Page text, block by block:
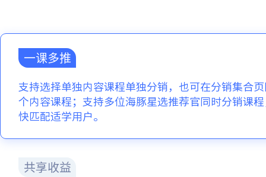
一课多推
支持选择单独内容课程单独分销，也可在分销集合
个内容课程；支持多位海豚星选推荐官同时分销课
快匹配适学用户。
共享收益